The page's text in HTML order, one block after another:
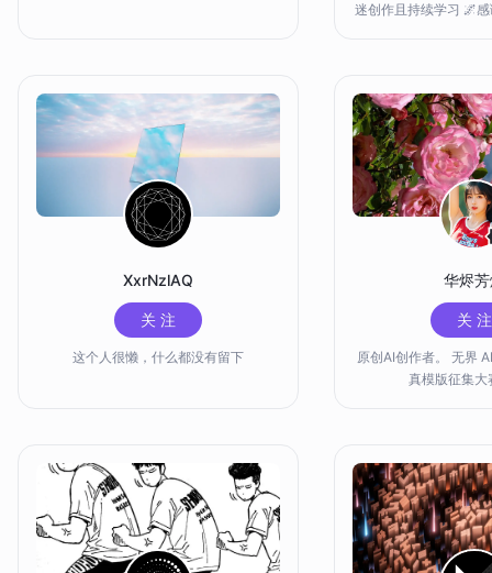
迷创作且持续学习 🌌
XxrNzlAQ
关 注
这个人很懒，什么都没有留下
华烬
关 注
原创AI创作者。 无界
真模版征集大